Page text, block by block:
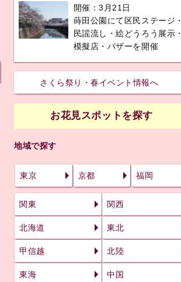
開催：3月21日
蒔田公園にて区民ステージ・
民謡流し・絵どうろう展示・
模擬店・バザーを開催
さくら祭り・春イベント情報へ
お花見スポットを探す
地域で探す
東京 京都 福岡
関東 関西
北海道 東北
甲信越 北陸
東海 中国